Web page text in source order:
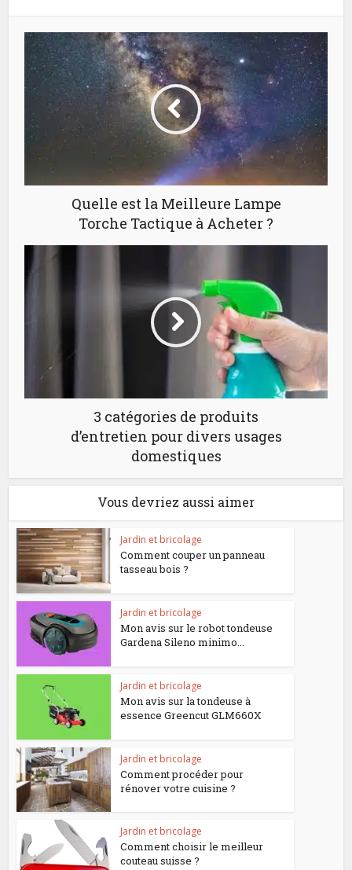
Quelle est la Meilleure Lampe
Torche Tactique à Acheter ?
3 catégories de produits
d’entretien pour divers usages
domestiques
Vous devriez aussi aimer
Jardin et bricolage
Comment couper un panneau
tasseau bois ?
Jardin et bricolage
Mon avis sur le robot tondeuse
Gardena Sileno minimo...
Jardin et bricolage
Mon avis sur la tondeuse à
essence Greencut GLM660X
Jardin et bricolage
Comment procéder pour
rénover votre cuisine ?
Jardin et bricolage
Comment choisir le meilleur
couteau suisse ?